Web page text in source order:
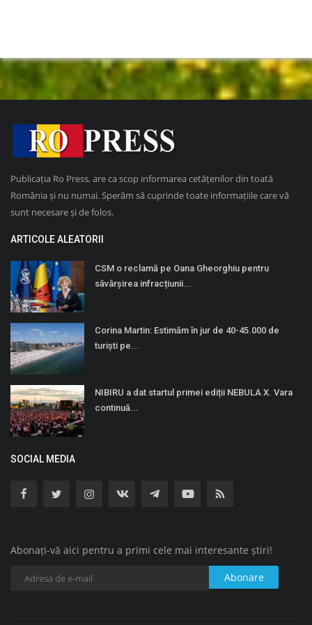
Publicația Ro Press, are ca scop informarea cetățenilor din toată
România și nu numai. Sperăm să cuprinde toate informațiile care vă
sunt necesare și de folos.
ARTICOLE ALEATORII
CSM o reclamă pe Oana Gheorghiu pentru
săvârșirea infracțiunii...
Corina Martin: Estimăm în jur de 40-45.000 de
turiști pe...
NIBIRU a dat startul primei ediții NEBULA X. Vara
continuă...
SOCIAL MEDIA
Abonați-vă aici pentru a primi cele mai interesante știri!
Abonare